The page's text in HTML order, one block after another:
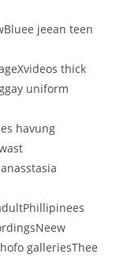
jeean teen
thick
uniform
havung
galleriesThee